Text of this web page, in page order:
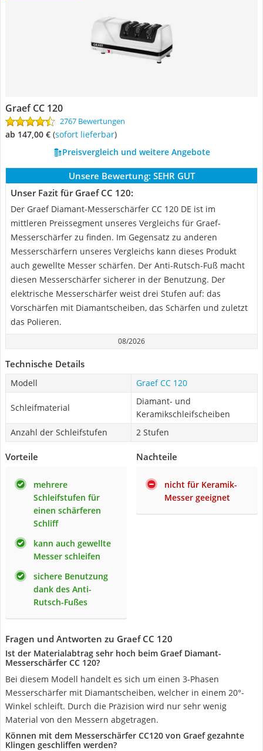
Graef CC 120
2767 Bewertungen
ab 147,00 € ( Sofort lieferbar)
Preisvergleich und weitere Angebote
Unsere Bewertung: SEHR GUT
Unser Fazit für Graef CC 120:
Der Graef Diamant-Messerschärfer CC 120 DE ist im
mittleren Preissegment unseres Vergleichs für Graef-
Messerschärfer zu finden. Im Gegensatz zu anderen
Messerschärfern unseres Vergleichs kann dieses Produkt
auch gewellte Messer schärfen. Der Anti-Rutsch-Fuß macht
diesen Messerschärfer sicherer in der Benutzung. Der
elektrische Messerschärfer weist drei Stufen auf: das
Vorschärfen mit Diamantscheiben, das Schärfen und zuletzt
das Polieren.
08/2026
Technische Details
Modell Graef CC 120
Schleifmaterial
Diamant- und
Keramikschleifscheiben
Anzahl der Schleifstufen
2 Stufen
Vorteile
mehrere
Schleifstufen für
einen schärferen
Schliff
kann auch gewellte
Messer schleifen
sichere Benutzung
dank des Anti-
Rutsch-Fußes
Nachteile
nicht für Keramik-
Messer geeignet
Fragen und Antworten zu Graef CC 120
Ist der Materialabtrag sehr hoch beim Graef Diamant-
Messerschärfer CC 120?
Bei diesem Modell handelt es sich um einen 3-Phasen
Messerschärfer mit Diamantscheiben, welcher in einem 20°-
Winkel schleift. Durch die Präzision wird nur sehr wenig
Material von den Messern abgetragen.
Können mit dem Messerschärfer CC120 von Graef gezahnte
Klingen geschliffen werden?